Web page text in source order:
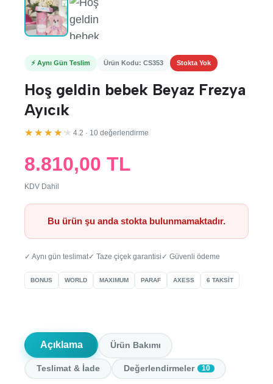
⚡ Aynı Gün Teslim Ürün Kodu: CS353 Stokta Yok
Hoş geldin bebek Beyaz Frezya
Ayıcık
★★★★★ 4.2 · 10 değerlendirme
8.810,00 TL
KDV Dahil
Bu ürün şu anda stokta bulunmamaktadır.
✓ Aynı gün teslimat✓ Taze çiçek garantisi ✓ Güvenli ödeme
BONUS WORLD MAXIMUM PARAF AXESS 6 TAKSİT
Açıklama Ürün Bakımı
Teslimat & İade Değerlendirmeler 10